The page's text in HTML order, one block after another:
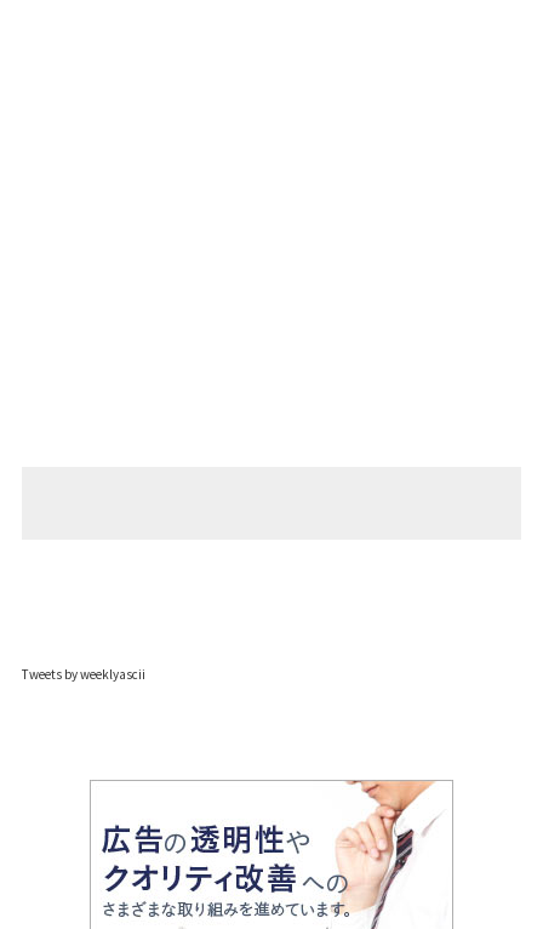
Tweets by weeklyascii